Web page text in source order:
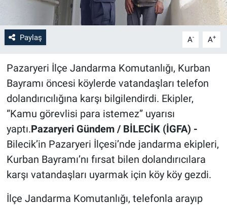
Paylaş A- A+
Pazaryeri İlçe Jandarma Komutanlığı, Kurban
Bayramı öncesi köylerde vatandaşları telefon
dolandırıcılığına karşı bilgilendirdi. Ekipler,
“Kamu görevlisi para istemez” uyarısı
yaptı.Pazaryeri Gündem / BİLECİK (İGFA) -
Bilecik’in Pazaryeri İlçesi’nde jandarma ekipleri,
Kurban Bayramı’nı fırsat bilen dolandırıcılara
karşı vatandaşları uyarmak için köy köy gezdi.
İlçe Jandarma Komutanlığı, telefonla arayıp